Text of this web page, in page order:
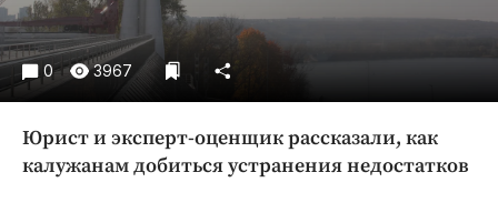
Экономика и бизнес
ПРОЕКТЫ
Издания
Медиаперсона
0 3967
Юрист и эксперт-оценщик рассказали, как
калужанам добиться устранения недостатков